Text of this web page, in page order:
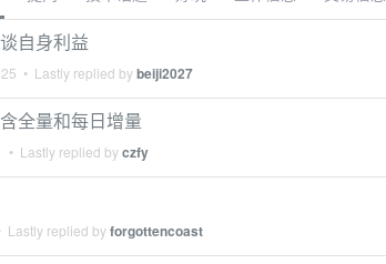
自身利益
• Lastly replied bybeiji2027
全量和每日增量
• Lastly replied byczfy
Lastly replied byforgottencoast